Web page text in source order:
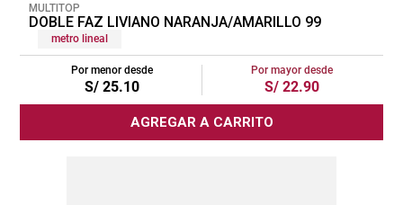
MULTITOP
DOBLE FAZ LIVIANO NARANJA/AMARILLO 99
metro lineal
Por menor desde
S/ 25.10
Por mayor desde
S/ 22.90
AGREGAR A CARRITO